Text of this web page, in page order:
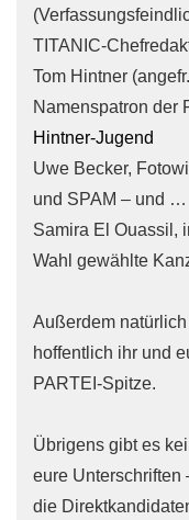
TITANIC-
Tom Hintner
Namenspatron der
Hintner-Jugend
Uwe Becker,
und SPAM – und …
Samira El Ouassil,
Wahl gewählte
Außerdem
hoffentlich ihr und
PARTEI-Spitze.
Übrigens gibt es
eure Unterschriften
die